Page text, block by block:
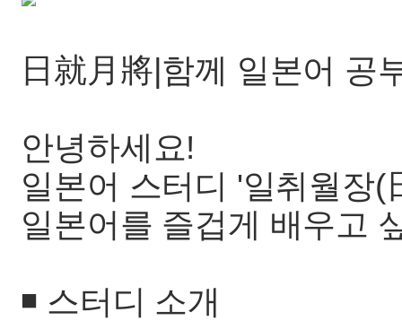
日就月將|함께 일본어 공
안녕하세요!
일본어 스터디 '일취월장(
일본어를 즐겁게 배우고
◾️ 스터디 소개